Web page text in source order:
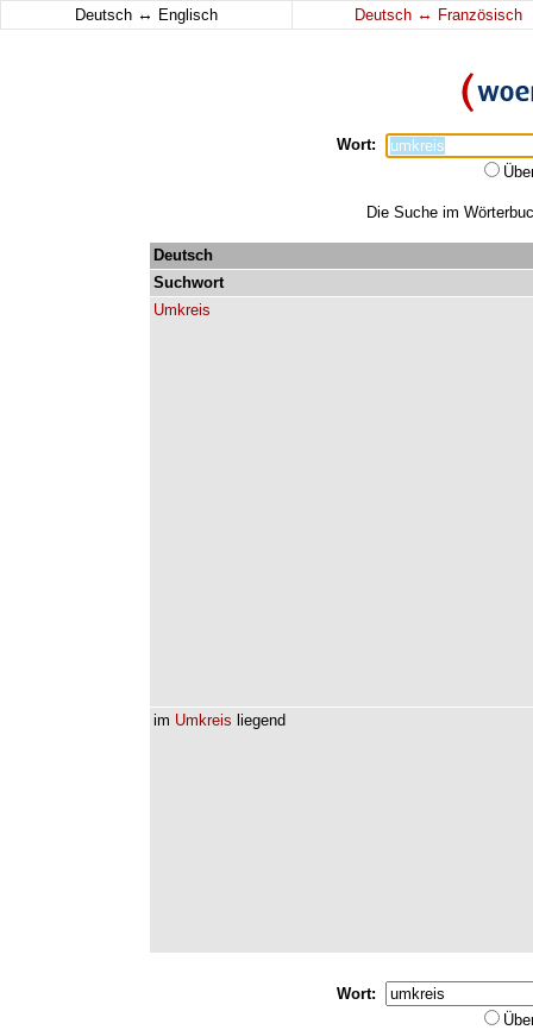
Deutsch ↔ Englisch Deutsch ↔ Französisch
Wort:
Die Suche im
Deutsch
Suchwort
Umkreis
im Umkreis liegend
Wort: